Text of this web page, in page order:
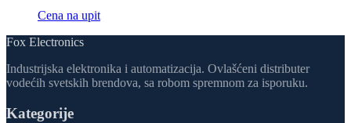
Cena na upit
Fox Electronics
Industrijska elektronika i automatizacija. Ovlašćeni distributer
vodećih svetskih brendova, sa robom spremnom za isporuku.
Kategorije